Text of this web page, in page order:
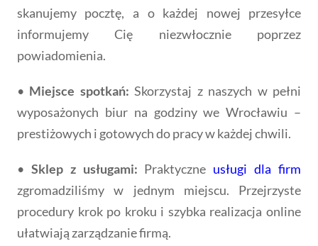
skanujemy pocztę, a o każdej nowej przesyłce
informujemy Cię niezwłocznie poprzez
powiadomienia.
• Miejsce spotkań: Skorzystaj z naszych w pełni
wyposażonych biur na godziny we Wrocławiu –
prestiżowych i gotowych do pracy w każdej chwili.
• Sklep z usługami: Praktyczne usługi dla firm
zgromadziliśmy w jednym miejscu. Przejrzyste
procedury krok po kroku i szybka realizacja online
ułatwiają zarządzanie firmą.